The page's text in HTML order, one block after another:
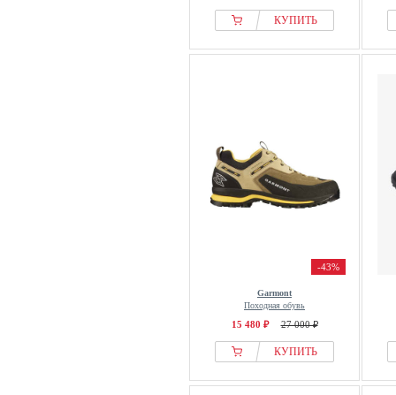
КУПИТЬ
-43%
Garmont
Походная обувь
15 480 ₽ 27 000 ₽
КУПИТЬ